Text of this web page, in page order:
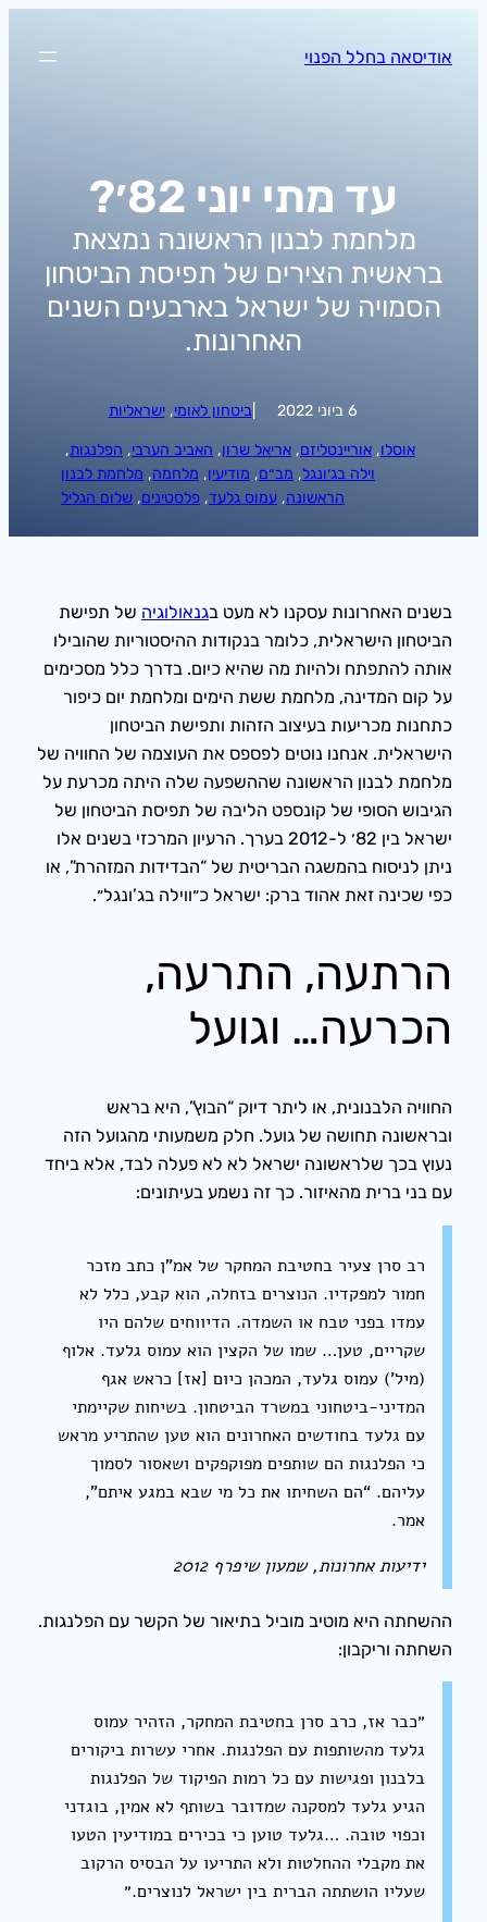
לתוכןאודיסאה בחלל הפנוי
עד מתי יוני 82׳?
מלחמת לבנון הראשונה נמצאת
בראשית הצירים של תפיסת הביטחון
הסמויה של ישראל בארבעים השנים
האחרונות.
6 ביוני 2022 |ביטחון לאומי, ישראליות
אוסלו, אוריינטליזם, אריאל שרון, האביב הערבי, הפלנגות,
וילה בג׳ונגל, מב״ם, מודיעין, מלחמה, מלחמת לבנון
הראשונה, עמוס גלעד, פלסטינים, שלום הגליל
בשנים האחרונות עסקנו לא מעט בגנאולוגיה של תפישת
הביטחון הישראלית, כלומר בנקודות ההיסטוריות שהובילו
אותה להתפתח ולהיות מה שהיא כיום. בדרך כלל מסכימים
על קום המדינה, מלחמת ששת הימים ומלחמת יום כיפור
כתחנות מכריעות בעיצוב הזהות ותפישת הביטחון
הישראלית. אנחנו נוטים לפספס את העוצמה של החוויה של
מלחמת לבנון הראשונה שההשפעה שלה היתה מכרעת על
הגיבוש הסופי של קונספט הליבה של תפיסת הביטחון של
ישראל בין 82׳ ל-2012 בערך. הרעיון המרכזי בשנים אלו
ניתן לניסוח בהמשגה הבריטית של “הבדידות המזהרת”, או
כפי שכינה זאת אהוד ברק: ישראל כ״ווילה בג’ונגל״.
הרתעה, התרעה,
הכרעה… וגועל
החוויה הלבנונית, או ליתר דיוק “הבוץ”, היא בראש
ובראשונה תחושה של גועל. חלק משמעותי מהגועל הזה
נעוץ בכך שלראשונה ישראל לא לא פעלה לבד, אלא ביחד
עם בני ברית מהאיזור. כך זה נשמע בעיתונים:
רב סרן צעיר בחטיבת המחקר של אמ”ן כתב מזכר
חמור למפקדיו. הנוצרים בזחלה, הוא קבע, כלל לא
עמדו בפני טבח או השמדה. הדיווחים שלהם היו
שקריים, טען… שמו של הקצין הוא עמוס גלעד. אלוף
(מיל’) עמוס גלעד, המכהן כיום [אז] כראש אגף
המדיני-ביטחוני במשרד הביטחון. בשיחות שקיימתי
עם גלעד בחודשים האחרונים הוא טען שהתריע מראש
כי הפלנגות הם שותפים מפוקפקים ושאסור לסמוך
עליהם. “הם השחיתו את כל מי שבא במגע איתם”,
אמר.
ידיעות אחרונות, שמעון שיפרף 2012
ההשחתה היא מוטיב מוביל בתיאור של הקשר עם הפלנגות.
השחתה וריקבון:
״כבר אז, כרב סרן בחטיבת המחקר, הזהיר עמוס
גלעד מהשותפות עם הפלנגות. אחרי עשרות ביקורים
בלבנון ופגישות עם כל רמות הפיקוד של הפלנגות
הגיע גלעד למסקנה שמדובר בשותף לא אמין, בוגדני
וכפוי טובה. …גלעד טוען כי בכירים במודיעין הטעו
את מקבלי ההחלטות ולא התריעו על הבסיס הרקוב
שעליו הושתתה הברית בין ישראל לנוצרים.״